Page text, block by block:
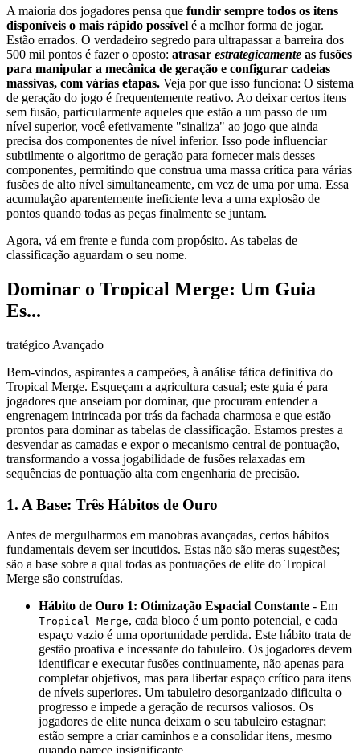
A maioria dos jogadores pensa que fundir sempre todos os itens
disponíveis o mais rápido possível é a melhor forma de jogar.
Estão errados. O verdadeiro segredo para ultrapassar a barreira dos
500 mil pontos é fazer o oposto: atrasar estrategicamente as fusões
para manipular a mecânica de geração e configurar cadeias
massivas, com várias etapas. Veja por que isso funciona: O sistema
de geração do jogo é frequentemente reativo. Ao deixar certos itens
sem fusão, particularmente aqueles que estão a um passo de um
nível superior, você efetivamente "sinaliza" ao jogo que ainda
precisa dos componentes de nível inferior. Isso pode influenciar
subtilmente o algoritmo de geração para fornecer mais desses
componentes, permitindo que construa uma massa crítica para várias
fusões de alto nível simultaneamente, em vez de uma por uma. Essa
acumulação aparentemente ineficiente leva a uma explosão de
pontos quando todas as peças finalmente se juntam.
Agora, vá em frente e funda com propósito. As tabelas de
classificação aguardam o seu nome.
Dominar o Tropical Merge: Um Guia
Es...
tratégico Avançado
Bem-vindos, aspirantes a campeões, à análise tática definitiva do
Tropical Merge. Esqueçam a agricultura casual; este guia é para
jogadores que anseiam por dominar, que procuram entender a
engrenagem intrincada por trás da fachada charmosa e que estão
prontos para dominar as tabelas de classificação. Estamos prestes a
desvendar as camadas e expor o mecanismo central de pontuação,
transformando a vossa jogabilidade de fusões relaxadas em
sequências de pontuação alta com engenharia de precisão.
1. A Base: Três Hábitos de Ouro
Antes de mergulharmos em manobras avançadas, certos hábitos
fundamentais devem ser incutidos. Estas não são meras sugestões;
são a base sobre a qual todas as pontuações de elite do Tropical
Merge são construídas.
Hábito de Ouro 1: Otimização Espacial Constante - Em
Tropical Merge, cada bloco é um ponto potencial, e cada
espaço vazio é uma oportunidade perdida. Este hábito trata de
gestão proativa e incessante do tabuleiro. Os jogadores devem
identificar e executar fusões continuamente, não apenas para
completar objetivos, mas para libertar espaço crítico para itens
de níveis superiores. Um tabuleiro desorganizado dificulta o
progresso e impede a geração de recursos valiosos. Os
jogadores de elite nunca deixam o seu tabuleiro estagnar;
estão sempre a criar caminhos e a consolidar itens, mesmo